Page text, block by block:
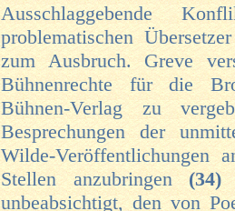
Ausschlaggebende
problematischen
zum Ausbruch. Greve
Bühnenrechte für die
Bühnen-Verlag zu
Besprechungen der
Wilde-Veröffentlichungen
Stellen anzubringen
unbeabsichtigt, den von